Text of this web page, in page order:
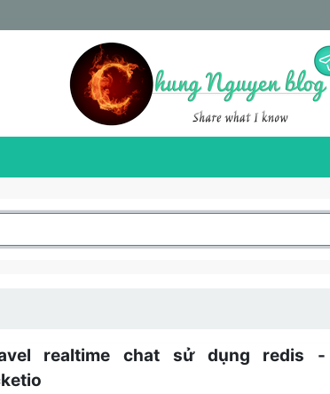
realtime chat sử dụng redis -